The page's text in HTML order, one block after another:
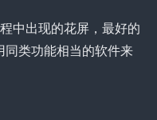
中出现的花屏，最好的
类功能相当的软件来